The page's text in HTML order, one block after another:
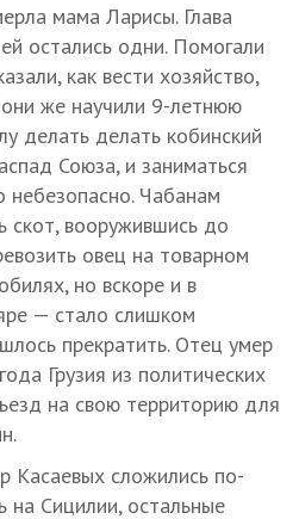
мама Ларисы. Глава
остались одни. Помогали
как вести хозяйство,
же научили 9-летнюю
делать делать кобинский
Союза, и заниматься
Чабанам
скот, вооружившись до
овец на товарном
но вскоре и в
— стало слишком
прекратить. Отец умер
Грузия из политических
на свою территорию для
Касаевых сложились по-
на Сицилии, остальные